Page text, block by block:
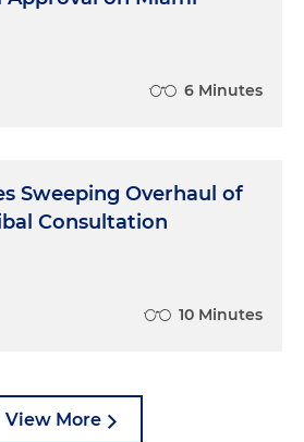
6 Minutes
Sweeping Overhaul of
Consultation
10 Minutes
View More